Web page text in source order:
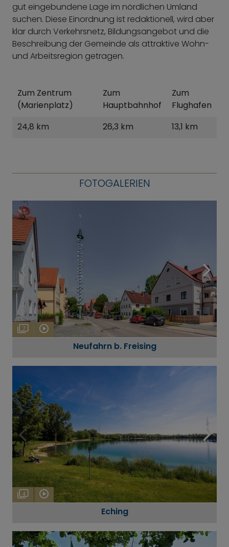
gut eingebundene Lage im nördlichen Umland
suchen. Diese Einordnung ist redaktionell, wird aber
klar durch Verkehrsnetz, Bildungsangebot und die
Beschreibung der Gemeinde als attraktive Wohn-
und Arbeitsregion getragen.
Zum Zentrum
(Marienplatz)
Zum
Hauptbahnhof
Zum
Flughafen
24,8 km
26,3 km 13,1 km
FOTOGALERIEN
7
Neufahrn b. Freising
4
Eching